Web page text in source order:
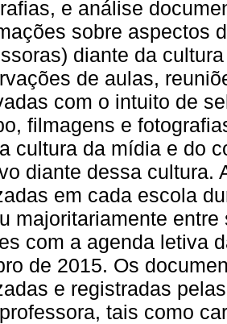
e análise
sobre aspectos
diante da
de aulas,
com o intuito de
filmagens e
cultura da mídia e do
diante dessa cultura.
em cada escola
majoritariamente
com a agenda letiva
de 2015. Os
e registradas
tais como